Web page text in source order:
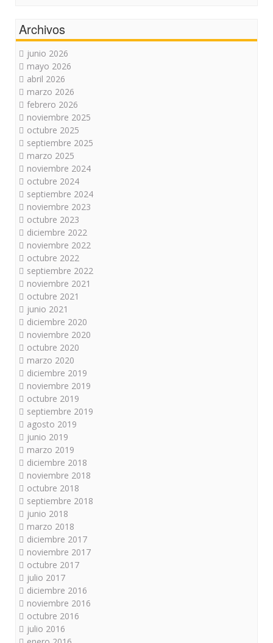
Archivos
junio 2026
mayo 2026
abril 2026
marzo 2026
febrero 2026
noviembre 2025
octubre 2025
septiembre 2025
marzo 2025
noviembre 2024
octubre 2024
septiembre 2024
noviembre 2023
octubre 2023
diciembre 2022
noviembre 2022
octubre 2022
septiembre 2022
noviembre 2021
octubre 2021
junio 2021
diciembre 2020
noviembre 2020
octubre 2020
marzo 2020
diciembre 2019
noviembre 2019
octubre 2019
septiembre 2019
agosto 2019
junio 2019
marzo 2019
diciembre 2018
noviembre 2018
octubre 2018
septiembre 2018
junio 2018
marzo 2018
diciembre 2017
noviembre 2017
octubre 2017
julio 2017
diciembre 2016
noviembre 2016
octubre 2016
julio 2016